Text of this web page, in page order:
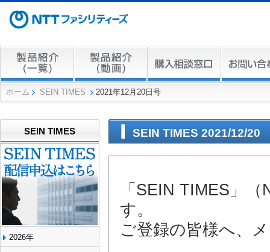
ホーム SEIN TIMES 2021年12月20日号
SEIN TIMES
2026年
SEIN TIMES 2021/12/20
「SEIN TIMES」
す。
ご登録の皆様へ、